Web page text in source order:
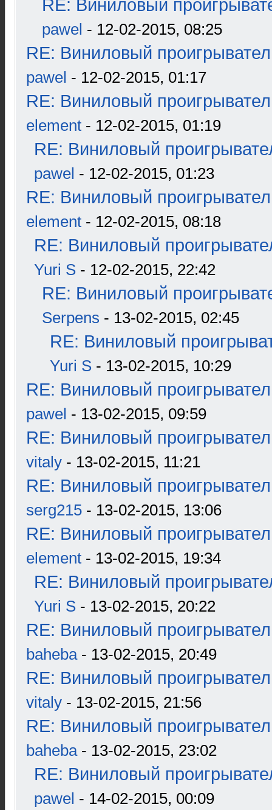
RE: Виниловый
pawel - 12-02-2015, 08:25
RE: Виниловый
pawel - 12-02-2015, 01:17
RE: Виниловый
element - 12-02-2015, 01:19
RE: Виниловый
pawel - 12-02-2015, 01:23
RE: Виниловый
element - 12-02-2015, 08:18
RE: Виниловый
Yuri S - 12-02-2015, 22:42
RE: Виниловый
Serpens - 13-02-2015, 02:45
RE: Виниловый
Yuri S - 13-02-2015, 10:29
RE: Виниловый
pawel - 13-02-2015, 09:59
RE: Виниловый
vitaly - 13-02-2015, 11:21
RE: Виниловый
serg215 - 13-02-2015, 13:06
RE: Виниловый
element - 13-02-2015, 19:34
RE: Виниловый
Yuri S - 13-02-2015, 20:22
RE: Виниловый
baheba- 13-02-2015, 20:49
RE: Виниловый
vitaly - 13-02-2015, 21:56
RE: Виниловый
baheba- 13-02-2015, 23:02
RE: Виниловый
pawel - 14-02-2015, 00:09